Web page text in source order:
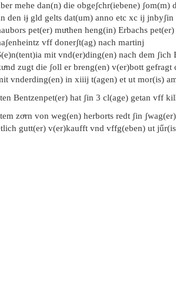
mehe dan(n) die obgeʃchr(iebene) ʃom(m)
den iɉ gld gelts dat(um) anno etc xc ij jnbyʃin
pet(er) muͦthen heng(in) Erbachs
vff donerʃt(ag) nach martinj
mit vnd(er)ding(en) nach dem ʃich
zugt die ʃoll er breng(en) v(er)bott gefragt
vnderding(en) in xiiij t(agen) et ut mor(is)
Bentzenpet(er) hat ʃin 3 cl(age) getan vff
zoͤrn von weg(en) herborts redt ʃin
gutt(er) v(er)kaufft vnd vffg(eben) ut